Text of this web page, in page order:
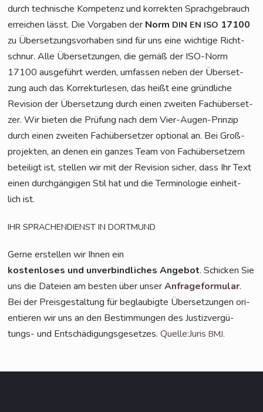
durch tech­ni­sche Kom­pe­tenz und kor­rek­ten Sprach­ge­brauch
errei­chen lässt. Die Vor­ga­ben der Norm DIN EN ISO 17100
zu Über­set­zungs­vor­ha­ben sind für uns eine wich­ti­ge Richt­
schnur. Alle Über­set­zun­gen, die gemäß der ISO-Norm
17100 aus­ge­führt wer­den, umfas­sen neben der Über­set­
zung auch das Kor­rek­tur­le­sen, das heißt eine gründ­li­che
Revi­si­on der Über­set­zung durch einen zwei­ten Fach­über­set­
zer. Wir bie­ten die Prü­fung nach dem Vier-Augen-Prin­zip
durch einen zwei­ten Fach­über­set­zer optio­nal an. Bei Groß­
pro­jek­ten, an denen ein gan­zes Team von Fach­über­set­zern
betei­ligt ist, stel­len wir mit der Revi­si­on sicher, dass Ihr Text
einen durch­gän­gi­gen Stil hat und die Ter­mi­no­lo­gie ein­heit­
lich ist.
IHR SPRACHENDIENST IN DORTMUND
Ger­ne erstel­len wir Ihnen ein
kos­ten­lo­ses und unver­bind­li­ches Ange­bot. Schi­cken Sie
uns die Datei­en am bes­ten über unserAnfra­ge­for­mu­lar.
Bei der Preis­ge­stal­tung für beglau­big­te Über­set­zun­gen ori­
en­tie­ren wir uns an den Bestim­mun­gen des Jus­tiz­ver­gü­
tungs- und Ent­schä­di­gungs­ge­set­zes.Quelle:JurisBMJ.